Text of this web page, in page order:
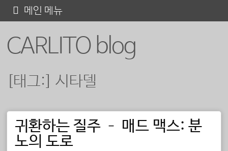
CARLITO blog
메인 메뉴
텐
[태그:] 시타델
포스트 내비게이션
귀환하는 질주 – 매드 맥스: 분
노의 도로